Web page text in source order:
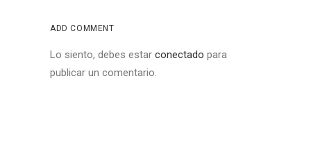
ADD COMMENT
Lo siento, debes estar conectado para
publicar un comentario.